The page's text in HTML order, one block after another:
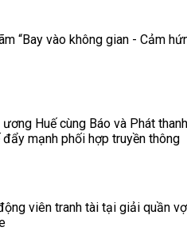
“Bay vào không gian - Cảm
ương Huế cùng Báo và Phát
đẩy mạnh phối hợp truyền thông
viên tranh tài tại giải quần